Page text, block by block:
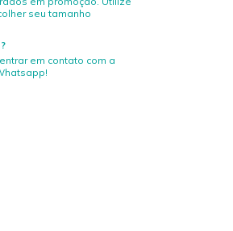
seu tamanho
em contato com a